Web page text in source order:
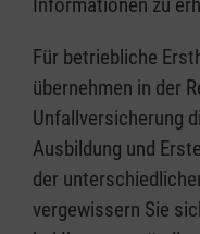
Informationen zu
Für betriebliche
übernehmen in der
Unfallversicherung
Ausbildung und
der
vergewissern Sie